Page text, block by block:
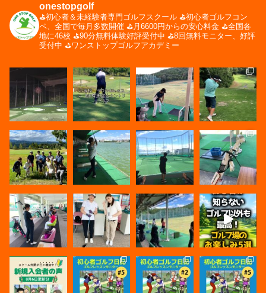
onestopgolf
⛳️初心者＆未経験者専門ゴルフスクール ⛳️初心者ゴルフコン
ペ、全国で毎月多数開催 ⛳️月6600円からの安心料金 ⛳️全国各
地に46校 ⛳️90分無料体験好評受付中 ⛳️8回無料モニター、好評
受付中 ⛳️ワンストップゴルフアカデミー